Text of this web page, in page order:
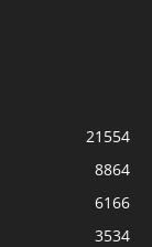
21554
8864
6166
3534